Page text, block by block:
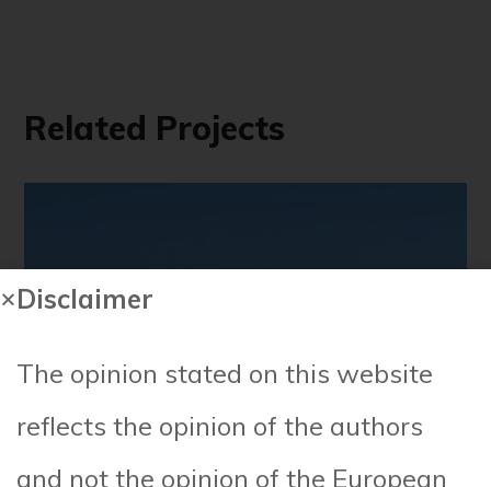
Related Projects
Disclaimer
The opinion stated on this website
reflects the opinion of the authors
and not the opinion of the European